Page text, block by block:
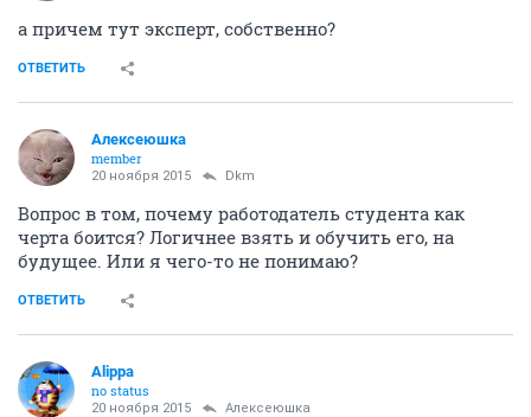
а причем тут эксперт, собственно?
ОТВЕТИТЬ
Алексеюшка
member
20 ноября 2015 Dkm
Вопрос в том, почему работодатель студента как
черта боится? Логичнее взять и обучить его, на
будущее. Или я чего-то не понимаю?
ОТВЕТИТЬ
Alippa
no status
20 ноября 2015 Алексеюшка